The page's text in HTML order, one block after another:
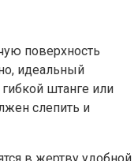
поверхность
идеальный
штанге или
слепить и